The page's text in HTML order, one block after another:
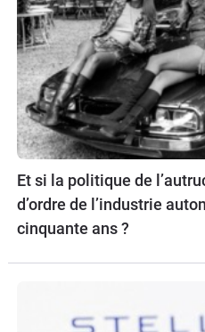
Et si la politique de
d’ordre de l’industrie
cinquante ans ?